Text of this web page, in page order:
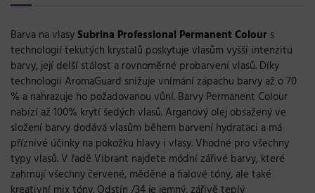
Barva na vlasySubrina Professional Permanent Colour s
technologií tekutých krystalů poskytuje vlasům vyšší intenzitu
barvy, její delší stálost a rovnoměrné probarvení vlasů. Díky
technologii AromaGuard snižuje vnímání zápachu barvy až o 70
% a nahrazuje ho požadovanou vůní. Barvy Permanent Colour
nabízí až 100% krytí šedých vlasů. Arganový olej obsažený ve
složení barvy dodává vlasům během barvení hydrataci a má
příznivé účinky na pokožku hlavy i vlasy. Vhodné pro všechny
typy vlasů. V řadě Vibrant najdete módní zářivé barvy, které
zahrnují všechny červené, měděné a fialové tóny, ale také